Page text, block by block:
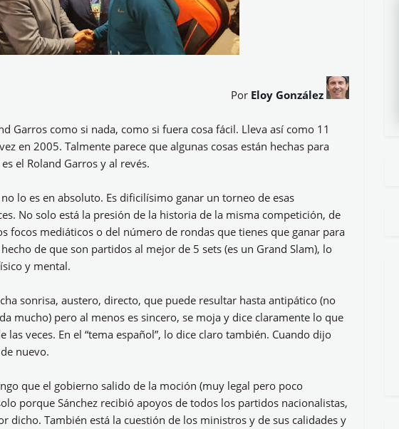
Por Eloy González
Garros como si nada, como si fuera cosa fácil. Lleva así como 11
en 2005. Talmente parece que algunas cosas están hechas para
el Roland Garros y al revés.
lo es en absoluto. Es dificilísimo ganar un torneo de esas
No solo está la presión de la historia de la misma competición, de
focos mediáticos o del número de rondas que tienes que ganar para
de que son partidos al mejor de 5 sets (es un Grand Slam), lo
y mental.
sonrisa, austero, directo, que puede resultar hasta antipático (no
mucho) pero al menos es sincero, se moja y dice claramente lo que
las veces. En el “tema español”, lo dice claro también. Cuando dijo
nuevo.
que el gobierno salido de la moción (muy legal pero poco
porque Sánchez recibió apoyos de todos los partidos nacionalistas,
dicho. También está la cuestión de los ministros y de sus calidades y